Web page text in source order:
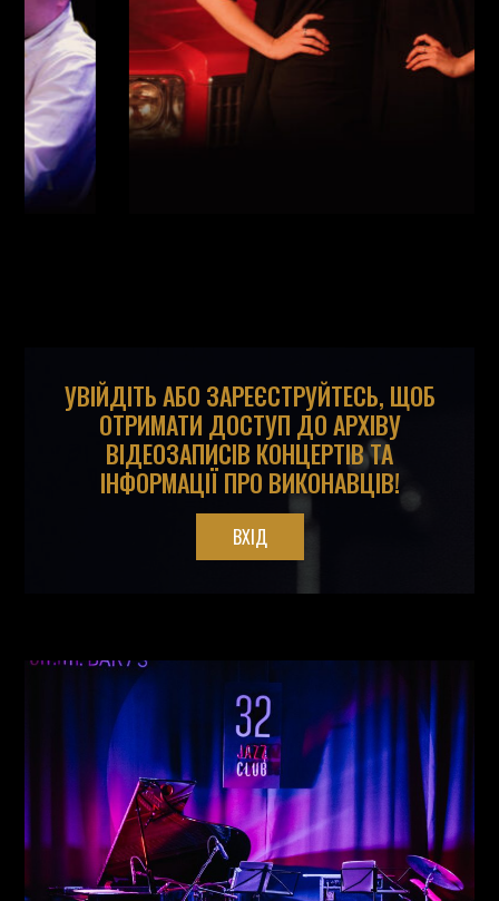
УВІЙДІТЬ АБО ЗАРЕЄСТРУЙТЕСЬ, ЩОБ
ОТРИМАТИ ДОСТУП ДО АРХІВУ
ВІДЕОЗАПИСІВ КОНЦЕРТІВ ТА
ІНФОРМАЦІЇ ПРО ВИКОНАВЦІВ!
ВХІД